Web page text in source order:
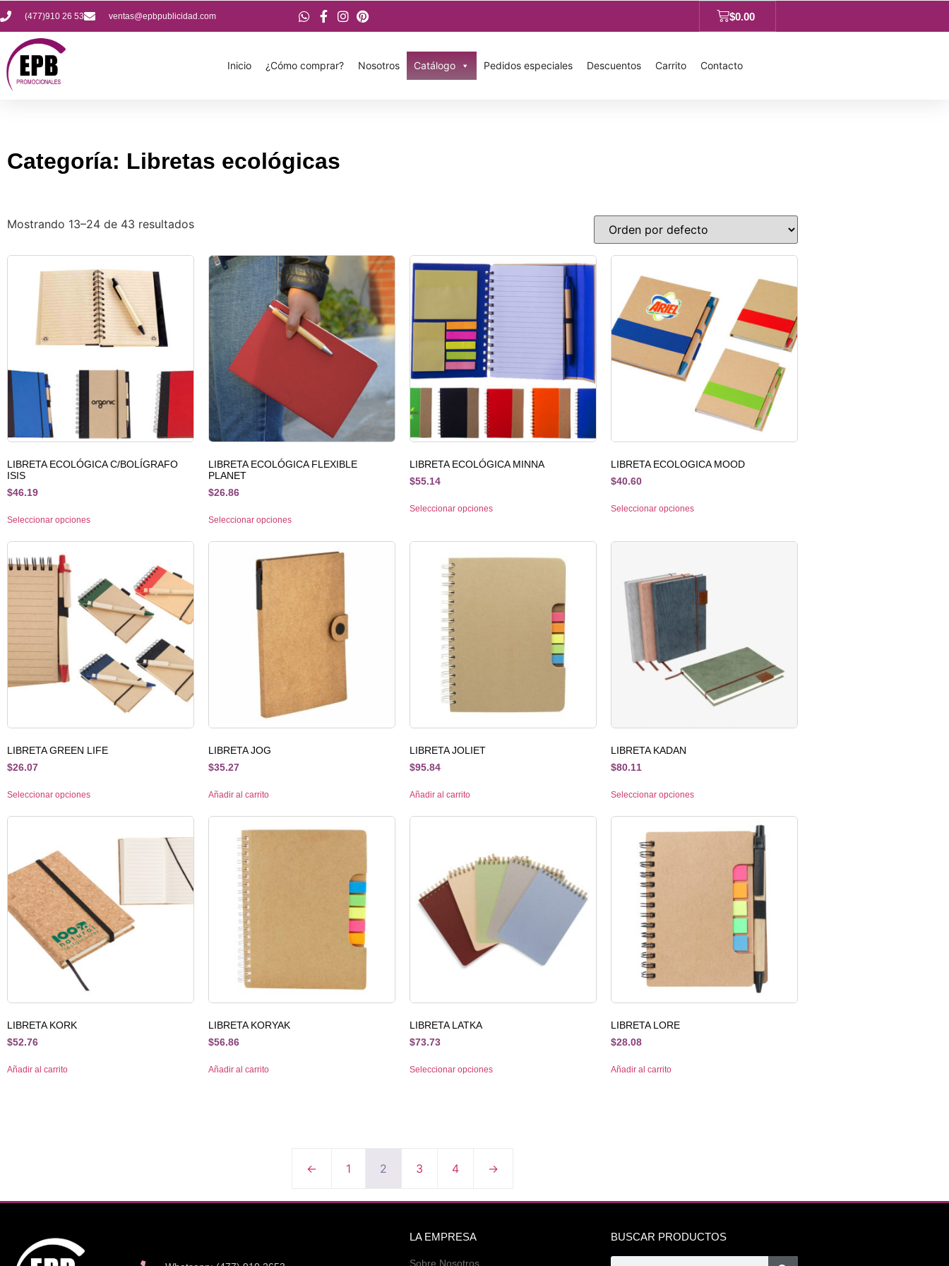
(477)910 26 53 ventas@epbpublicidad.com $0.00
Inicio ¿Cómo comprar? Nosotros Catálogo Pedidos especiales Descuentos Carrito Contacto
Categoría: Libretas ecológicas
Mostrando 13–24 de 43 resultados
LIBRETA ECOLÓGICA C/BOLÍGRAFO
ISIS
$46.19
Seleccionar opciones
LIBRETA ECOLÓGICA FLEXIBLE
PLANET
$26.86
Seleccionar opciones
LIBRETA ECOLÓGICA MINNA
$55.14
Seleccionar opciones
LIBRETA ECOLOGICA MOOD
$40.60
Seleccionar opciones
LIBRETA GREEN LIFE
$26.07
Seleccionar opciones
LIBRETA JOG
$35.27
Añadir al carrito
LIBRETA JOLIET
$95.84
Añadir al carrito
LIBRETA KADAN
$80.11
Seleccionar opciones
LIBRETA KORK
$52.76
Añadir al carrito
LIBRETA KORYAK
$56.86
Añadir al carrito
LIBRETA LATKA
$73.73
Seleccionar opciones
LIBRETA LORE
$28.08
Añadir al carrito
← 1 2 3 4 →
LA EMPRESA
Sobre Nosotros
BUSCAR PRODUCTOS